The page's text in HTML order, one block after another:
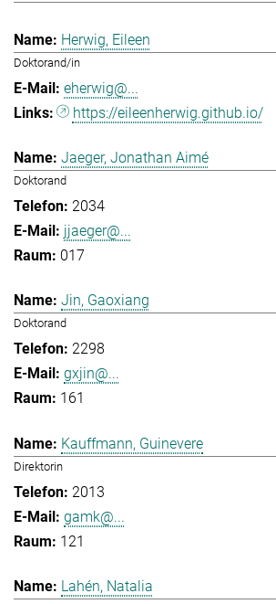
Herwig, Eileen
Doktorand/in
eherwig@...
https://eileenherwig.github.io/
Jaeger, Jonathan Aimé
Doktorand
2034
jjaeger@...
017
Jin, Gaoxiang
Doktorand
2298
gxjin@...
161
Kauffmann, Guinevere
Direktorin
2013
gamk@...
121
Lahén, Natalia